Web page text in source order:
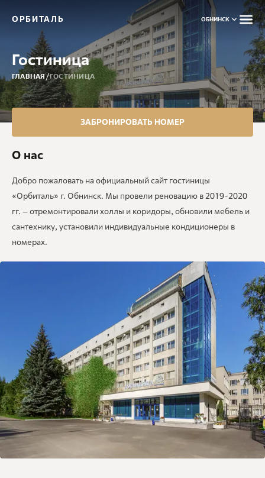
ОРБИТАЛЬ ОБНИНСК
Гостиница
ГЛАВНАЯ/ГОСТИНИЦА
ЗАБРОНИРОВАТЬ НОМЕР
О нас
Добро пожаловать на официальный сайт гостиницы
«Орбиталь» г. Обнинск. Мы провели реновацию в 2019-2020
гг. – отремонтировали холлы и коридоры, обновили мебель и
сантехнику, установили индивидуальные кондиционеры в
номерах.